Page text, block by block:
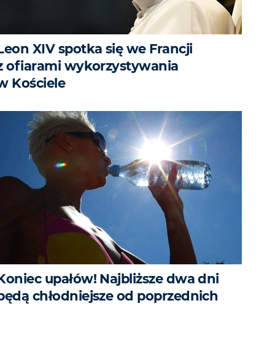
XIV spotka się we Francji
ofiarami wykorzystywania
Kościele
upałów! Najbliższe dwa dni
chłodniejsze od poprzednich